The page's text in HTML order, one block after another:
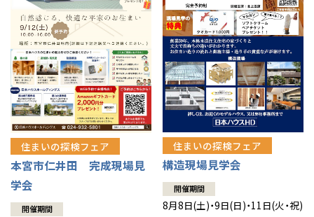
住まいの探検フェア
本宮市仁井田 完成現場見
学会
開催期間
住まいの探検フェア
構造現場見学会
開催期間
8月8日(土)・9日(日)・11日(火・祝)